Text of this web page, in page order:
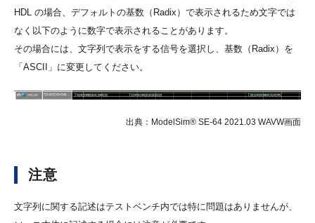
HDL の場合、デフォルトの基数（Radix）で表示されるため文字では
なく以下のように数字で表示されることがあります。
その場合には、文字列で表示をする信号を選択し、基数（Radix）を
「ASCII」に変更してください。
出典：ModelSim® SE-64 2021.03 WAVW画面
注意
文字列に関する記述はテストベンチ内では特に問題はありませんが、